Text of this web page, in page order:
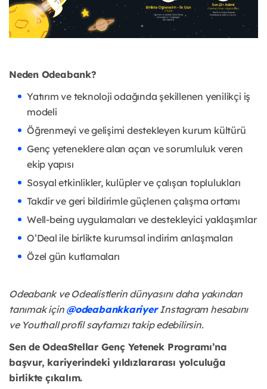
Neden Odeabank?
Yatırım ve teknoloji odağında şekillenen yenilikçi iş
modeli
Öğrenmeyi ve gelişimi destekleyen kurum kültürü
Genç yeteneklere alan açan ve sorumluluk veren
ekip yapısı
Sosyal etkinlikler, kulüpler ve çalışan toplulukları
Takdir ve geri bildirimle güçlenen çalışma ortamı
Well-being uygulamaları ve destekleyici yaklaşımlar
O’Deal ile birlikte kurumsal indirim anlaşmaları
Özel gün kutlamaları
Odeabank ve Odealistlerin dünyasını daha yakından
tanımak için @odeabankkariyerInstagram hesabını
ve Youthall profil sayfamızı takip edebilirsin.
Sen de OdeaStellar Genç Yetenek Programı’na
başvur, kariyerindeki yıldızlararası yolculuğa
birlikte çıkalım.